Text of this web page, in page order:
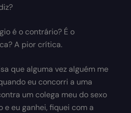
é o contrário? É o
A pior crítica.
que alguma vez alguém me
eu concorri a uma
um colega meu do sexo
e eu ganhei, fiquei com a